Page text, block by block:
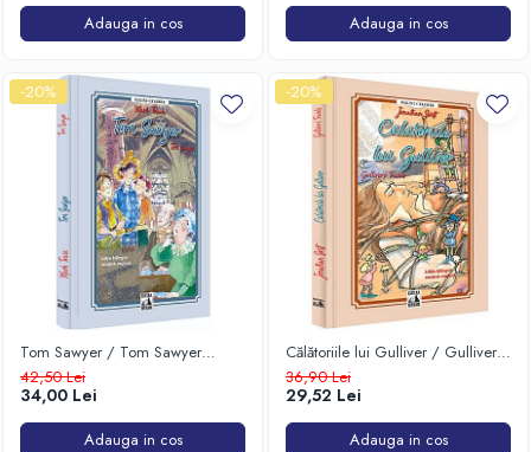
Adauga in cos Adauga in cos
-20%
Tom Sawyer / Tom Sawyer
(ediție bilingvă)
42,50 Lei
34,00 Lei
Adauga in cos
-20%
Călătoriile lui Gulliver / Gulliver's
Travels (ediție bilingvă)
36,90 Lei
29,52 Lei
Adauga in cos